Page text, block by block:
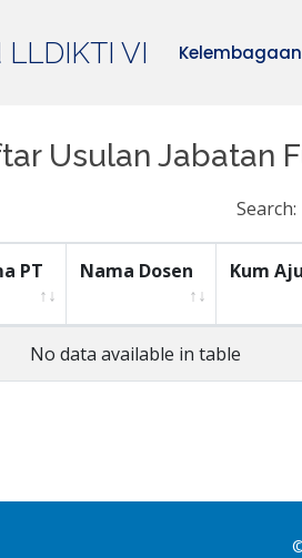
VI Kelembagaan
Usulan Jabatan
Search:
PT Nama Dosen Kum
No data available in table